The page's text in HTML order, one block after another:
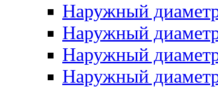
Наружный
Наружный
Наружный
Наружный